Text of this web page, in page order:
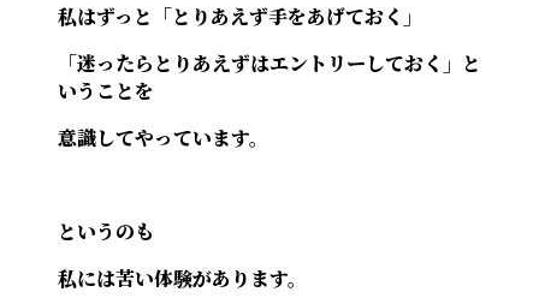
私はずっと「とりあえず手をあげておく」
「迷ったらとりあえずはエントリーしておく」と
いうことを
意識してやっています。
というのも
私には苦い体験があります。